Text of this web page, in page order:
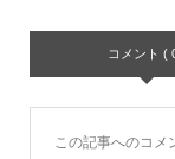
コメント (
この記事へのコメ